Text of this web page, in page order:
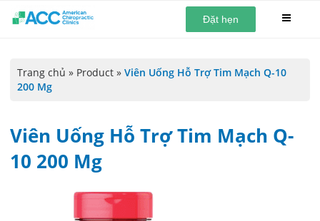
Đặt hẹn
Trang chủ » Product » Viên Uống Hỗ Trợ Tim Mạch Q-10
200 Mg
Viên Uống Hỗ Trợ Tim Mạch Q-
10 200 Mg